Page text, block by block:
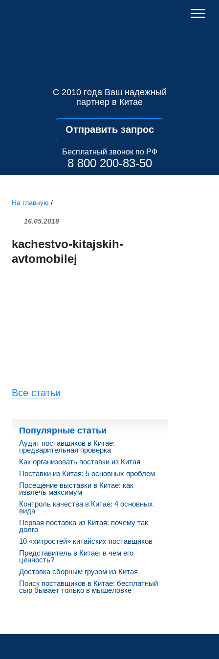
С 2010 года Ваш надежный
партнер в Китае
Отправить запрос
Бесплатный звонок по РФ
8 800 200-83-50
На главную /
16.05.2019
kachestvo-kitajskih-
avtomobilej
Все статьи
Популярные статьи
Аудит поставщиков в Китае:
предварительная проверка
Как организовать поставки из Китая
Поставки из Китая: 5 основных проблем
Посещение выставки в Китае: как
извлечь максимум
Контроль качества в Китае: 4 основных
вида
Первая поставка из Китая: почему так
долго
10 «хитростей» китайских поставщиков
Представитель в Китае: в чем его
ценность?
Доставка сборным грузом из Китая
Поиск поставщиков в Китае: бесплатный
сыр бывает только в мышеловке